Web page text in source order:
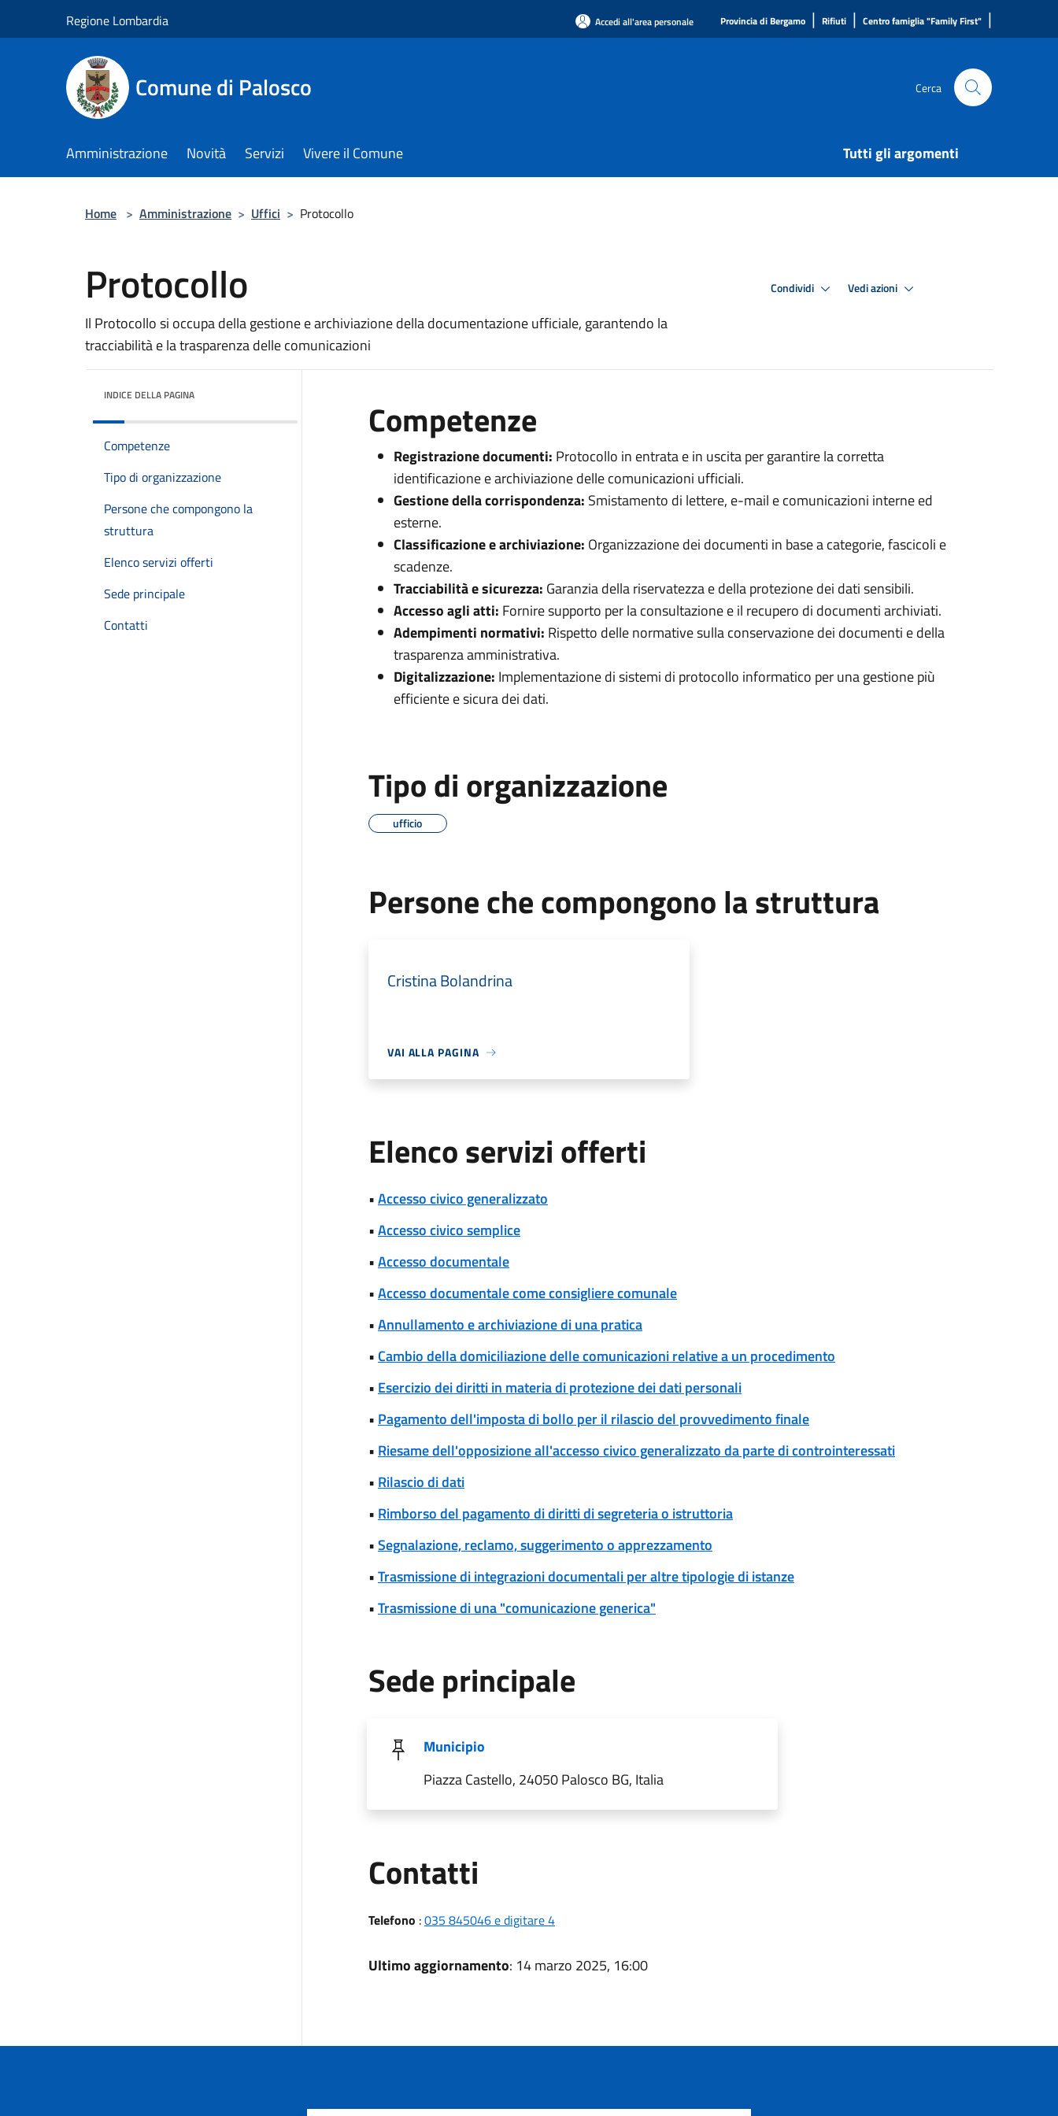
Regione Lombardia Accedi all'area personale Provincia di Bergamo | Rifiuti | Centro famiglia "Family First" |
Comune di Palosco Cerca
Amministrazione Novità Servizi Vivere il Comune Tutti gli argomenti
Home > Amministrazione > Uffici > Protocollo
Protocollo
Il Protocollo si occupa della gestione e archiviazione della documentazione ufficiale, garantendo la
tracciabilità e la trasparenza delle comunicazioni
Condividi Vedi azioni
INDICE DELLA PAGINA
Competenze
Tipo di organizzazione
Persone che compongono la
struttura
Elenco servizi offerti
Sede principale
Contatti
Competenze
Registrazione documenti: Protocollo in entrata e in uscita per garantire la corretta
identificazione e archiviazione delle comunicazioni ufficiali.
Gestione della corrispondenza: Smistamento di lettere, e-mail e comunicazioni interne ed
esterne.
Classificazione e archiviazione: Organizzazione dei documenti in base a categorie, fascicoli e
scadenze.
Tracciabilità e sicurezza: Garanzia della riservatezza e della protezione dei dati sensibili.
Accesso agli atti: Fornire supporto per la consultazione e il recupero di documenti archiviati.
Adempimenti normativi: Rispetto delle normative sulla conservazione dei documenti e della
trasparenza amministrativa.
Digitalizzazione: Implementazione di sistemi di protocollo informatico per una gestione più
efficiente e sicura dei dati.
Tipo di organizzazione
ufficio
Persone che compongono la struttura
Cristina Bolandrina
VAI ALLA PAGINA
Elenco servizi offerti
•Accesso civico generalizzato
•Accesso civico semplice
•Accesso documentale
•Accesso documentale come consigliere comunale
•Annullamento e archiviazione di una pratica
• Cambio della domiciliazione delle comunicazioni relative a un procedimento
• Esercizio dei diritti in materia di protezione dei dati personali
• Pagamento dell'imposta di bollo per il rilascio del provvedimento finale
• Riesame dell'opposizione all'accesso civico generalizzato da parte di controinteressati
• Rilascio di dati
• Rimborso del pagamento di diritti di segreteria o istruttoria
•Segnalazione, reclamo, suggerimento o apprezzamento
•Trasmissione di integrazioni documentali per altre tipologie di istanze
•Trasmissione di una "comunicazione generica"
Sede principale
Municipio
Piazza Castello, 24050 Palosco BG, Italia
Contatti
Telefono :035 845046 e digitare 4
Ultimo aggiornamento: 14 marzo 2025, 16:00